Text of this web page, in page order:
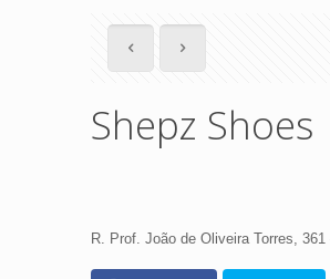
Shepz Shoes
R. Prof. João de Oliveira Torres,